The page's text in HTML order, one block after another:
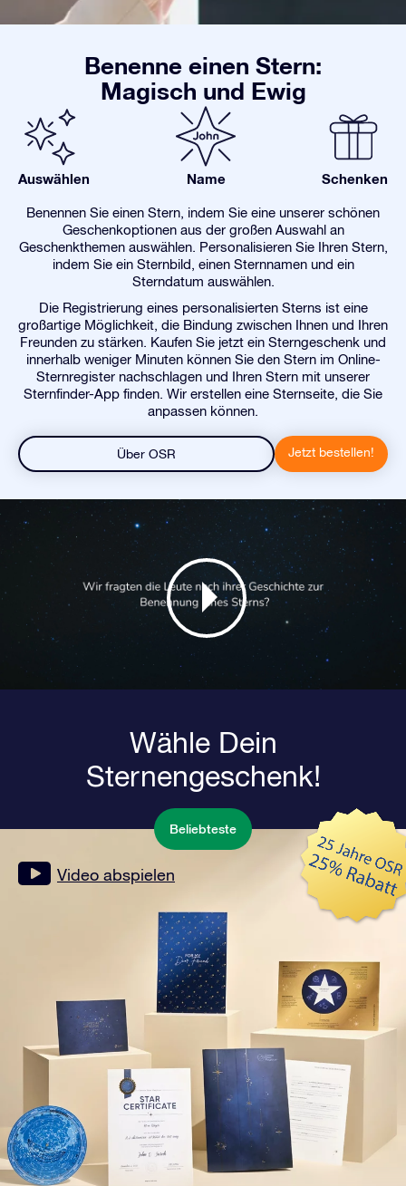
Benenne einen Stern:
Magisch und Ewig
Auswählen Name Schenken
Benennen Sie einen Stern, indem Sie eine unserer schönen
Geschenkoptionen aus der großen Auswahl an
Geschenkthemen auswählen. Personalisieren Sie Ihren Stern,
indem Sie ein Sternbild, einen Sternnamen und ein
Sterndatum auswählen.
Die Registrierung eines personalisierten Sterns ist eine
großartige Möglichkeit, die Bindung zwischen Ihnen und Ihren
Freunden zu stärken. Kaufen Sie jetzt ein Sterngeschenk und
innerhalb weniger Minuten können Sie den Stern im Online-
Sternregister nachschlagen und Ihren Stern mit unserer
Sternfinder-App finden. Wir erstellen eine Sternseite, die Sie
anpassen können.
Über OSR Jetzt bestellen!
Wähle Dein
Sternengeschenk!
Beliebteste
Video abspielen